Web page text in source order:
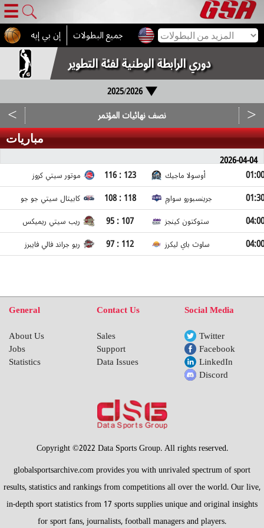
☰
إن بي إيه جميع البطولات
دوري الرابطة الوطنية لفئة التطوير
2025/2026
< نصف نهائيات المؤتمر >
مباريات
2026-04-04
موتور سيتي كروز 116 : 123 أوسولا ماجيك 01:00
كابيتال سيتي جو جو 108 : 118 جرينسبورو سوارم 01:30
ريب سيتي ريميكس 95 : 107 ستوكتون كينجز 04:00
ريو جراند فالي فايبرز 97 : 112 ساوث باي ليكرز 04:00
General Contact Us
Social Media
About Us
Jobs
Statistics
Sales
Support
Data Issues
Twitter
Facebook
LinkedIn
Discord
Copyright ©2022 Data Sports Group. All rights reserved.
globalsportsarchive.com provides you with unrivaled spectrum of sport
results, statistics and rankings from competitions all over the world. Our live,
in-depth sport statistics from 17 sports supplies unique and original insights
for sport fans, journalists, football managers and players.